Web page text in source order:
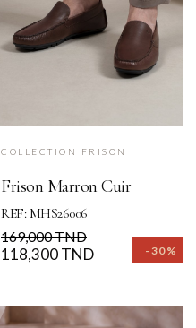
COLLECTION FRISON
Frison Marron Cuir
REF: MHS26006
-30%
Prix
de
169,000 TNDPrix
118,300 TND